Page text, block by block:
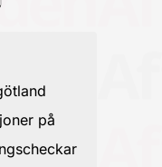
på